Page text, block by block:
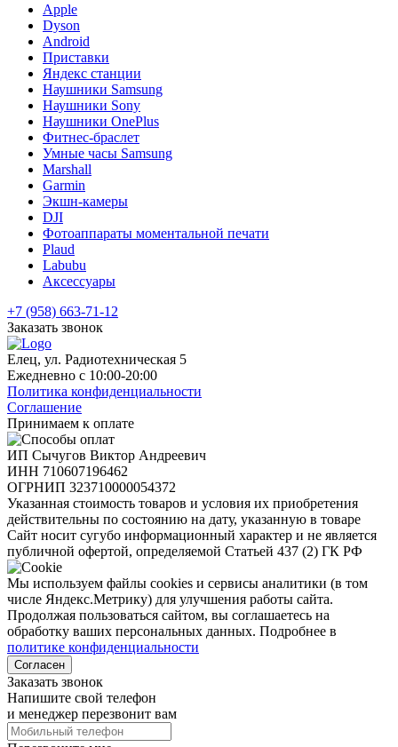
Apple
Dyson
Android
Приставки
Яндекс станции
Наушники Samsung
Наушники Sony
Наушники OnePlus
Фитнес-браслет
Умные часы Samsung
Marshall
Garmin
Экшн-камеры
DJI
Фотоаппараты моментальной печати
Plaud
Labubu
Аксессуары
+7 (958) 663-71-12
Заказать звонок
Елец, ул. Радиотехническая 5
Ежедневно с 10:00-20:00
Политика конфиденциальности
Соглашение
Принимаем к оплате
ИП Сычугов Виктор Андреевич
ИНН 710607196462
ОГРНИП 323710000054372
Указанная стоимость товаров и условия их приобретения
действительны по состоянию на дату, указанную в товаре
Сайт носит сугубо информационный характер и не является
публичной офертой, определяемой Статьей 437 (2) ГК РФ
Мы используем файлы cookies и сервисы аналитики (в том
числе Яндекс.Метрику) для улучшения работы сайта.
Продолжая пользоваться сайтом, вы соглашаетесь на
обработку ваших персональных данных. Подробнее в
политике конфиденциальности
Согласен
Заказать звонок
Напишите свой телефон
и менеджер перезвонит вам